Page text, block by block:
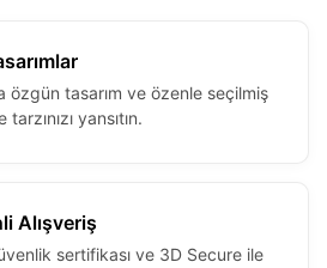
tasarım ve özenle seçilmiş
yansıtın.
Alışveriş
sertifikası ve 3D Secure ile